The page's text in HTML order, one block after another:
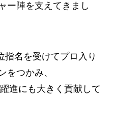
ー陣を支えてきまし
指名を受けてプロ入り
をつかみ、
進にも大きく貢献して